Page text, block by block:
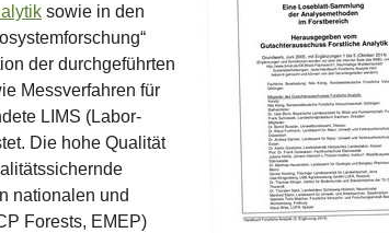
sowie in den
der durchgeführten
Messverfahren für
LIMS (Labor-
Die hohe Qualität
nationalen und
Forests, EMEP)